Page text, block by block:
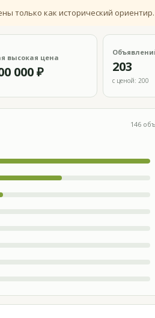
только как исторический ориентир.
высокая цена
000 ₽ 203
с ценой: 200
146